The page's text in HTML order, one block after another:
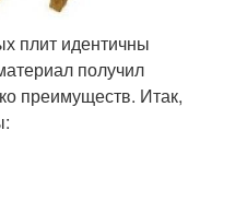
плит идентичны
получил
преимуществ. Итак,